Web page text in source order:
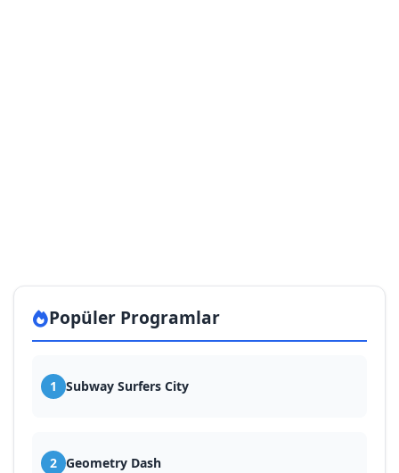
Popüler Programlar
1 Subway Surfers City
2 Geometry Dash